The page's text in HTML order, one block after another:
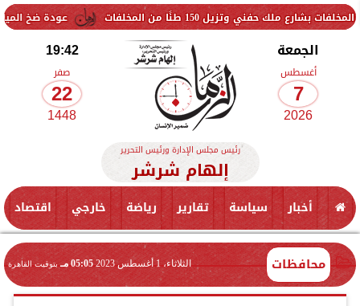
عودة ضخ المياه تدريجيًا 150 طنًا من المخلفات
الجمعة
أغسطس
7
2026
19:42
صفر
22
1448
رئيس مجلس الإدارة ورئيس التحرير
إلهام شرشر
أخبار سياسة تقارير رياضة خارجي اقتصاد
محافظات الثلاثاء، 1 أغسطس 2023 05:05 مـ بتوقيت القاهرة